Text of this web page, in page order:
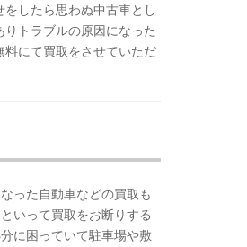
したら思わぬ中古車とし
トラブルの原因になった
料にて買取をさせていただ
った自動車などの買取も
いって買取をお断りする
に困っていて駐車場や敷